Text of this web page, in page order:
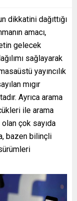
dikkatini dağıttığı
amacı,
gelecek
sağlayarak
yayıncılık
mıgır
Ayrıca arama
ile arama
olan çok sayıda
bazen bilinçli